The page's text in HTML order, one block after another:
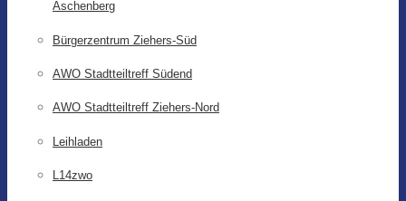
Aschenberg
Bürgerzentrum Ziehers-Süd
AWO Stadtteiltreff Südend
AWO Stadtteiltreff Ziehers-Nord
Leihladen
L14zwo